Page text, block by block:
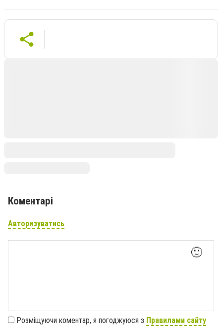
Коментарі
Авторизуватись
🙂
Розміщуючи коментар, я погоджуюся з Правилами сайту